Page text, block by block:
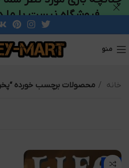
منو
خانه محصولات برچسب خورده
-2%
فروشگاه نیست با ما